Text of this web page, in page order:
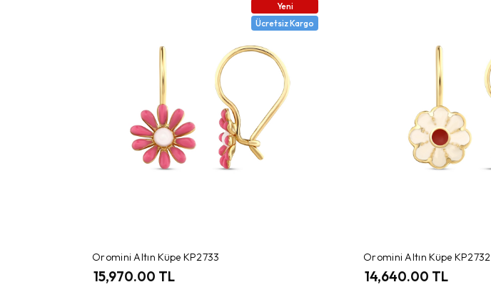
Yeni
Ücretsiz Kargo
Oromini Altın Küpe KP2733
15,970.00 TL
Oromini Altın Küpe KP2732
14,640.00 TL